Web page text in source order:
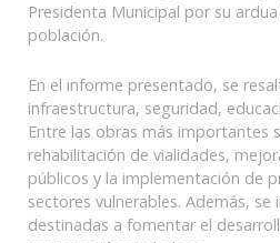
help
navigate
interact
with
content.
Presidenta Municipal por su
población.
En el informe presentado, se
infraestructura, seguridad,
Entre las obras más importantes
rehabilitación de vialidades,
públicos y la implementación de
sectores vulnerables. Además,
destinadas a fomentar el